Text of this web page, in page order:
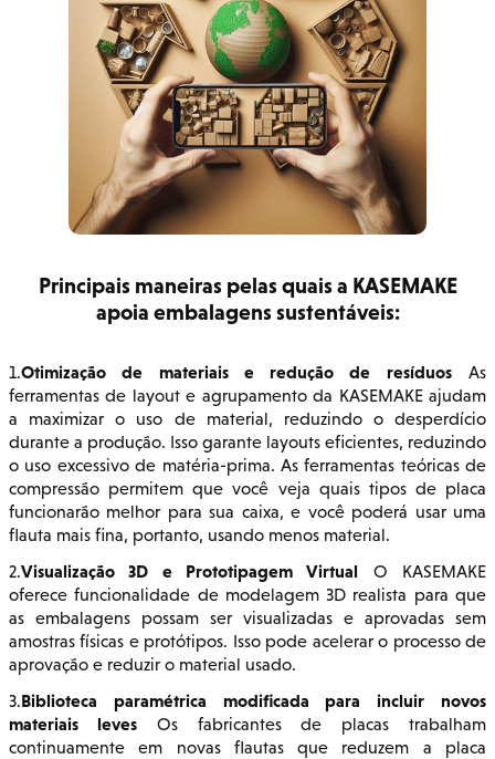
Principais maneiras pelas quais a KASEMAKE
apoia embalagens sustentáveis:
1.Otimização de materiais e redução de resíduosAs
ferramentas de layout e agrupamento da KASEMAKE ajudam
a maximizar o uso de material, reduzindo o desperdício
durante a produção. Isso garante layouts eficientes, reduzindo
o uso excessivo de matéria-prima. As ferramentas teóricas de
compressão permitem que você veja quais tipos de placa
funcionarão melhor para sua caixa, e você poderá usar uma
flauta mais fina, portanto, usando menos material.
2.Visualização 3D e Prototipagem Virtual O KASEMAKE
oferece funcionalidade de modelagem 3D realista para que
as embalagens possam ser visualizadas e aprovadas sem
amostras físicas e protótipos. Isso pode acelerar o processo de
aprovação e reduzir o material usado.
3.Biblioteca paramétrica modificada para incluir novos
materiais levesOs fabricantes de placas trabalham
continuamente em novas flautas que reduzem a placa